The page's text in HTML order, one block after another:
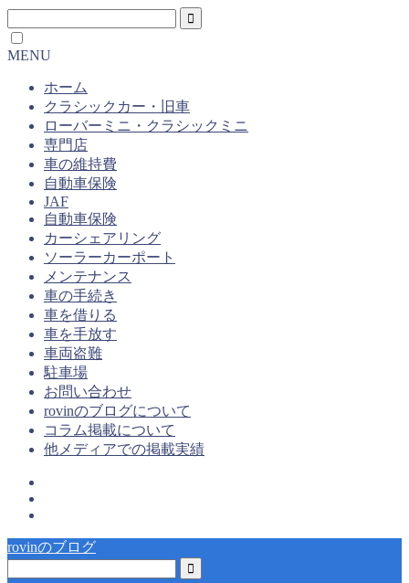
MENU
ホーム
クラシックカー・旧車
ローバーミニ・クラシックミニ
専門店
車の維持費
自動車保険
JAF
自動車保険
カーシェアリング
ソーラーカーポート
メンテナンス
車の手続き
車を借りる
車を手放す
車両盗難
駐車場
お問い合わせ
rovinのブログについて
コラム掲載について
他メディアでの掲載実績
rovinのブログ